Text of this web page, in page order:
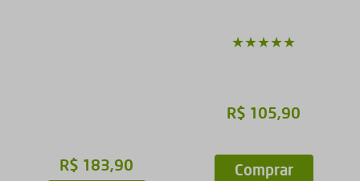
R$ 183,90
★★★★★
R$ 105,90
Comprar